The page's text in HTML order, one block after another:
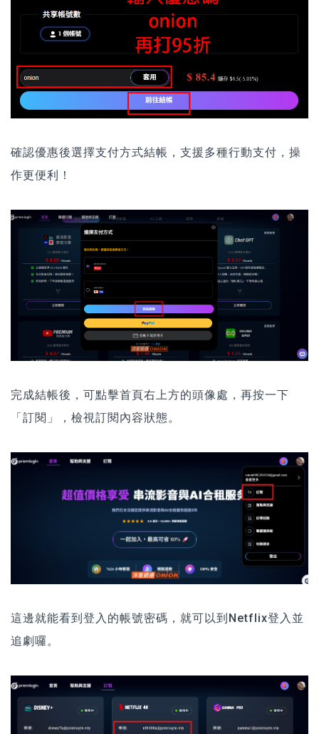
確認優惠後選擇支付方式結帳，支援多種行動支付，操
作更便利！
完成結帳後，可點擊首頁右上方的頭像處，再按一下
「訂閱」，檢視訂閱內容狀態。
這邊就能看到登入的帳號密碼，就可以到Netflix登入並
追劇囉。